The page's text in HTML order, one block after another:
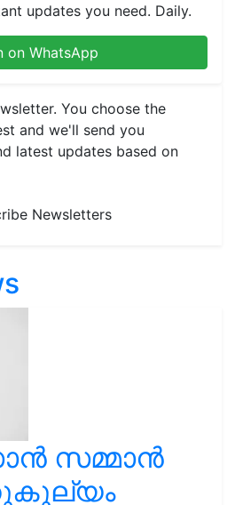
updates you need. Daily.
on WhatsApp
You choose the
and we'll send you
latest updates based on
Newsletters
സമ്മാൻ